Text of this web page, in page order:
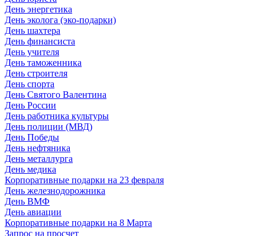
День энергетика
День эколога (эко-подарки)
День шахтера
День финансиста
День учителя
День таможенника
День строителя
День спорта
День Святого Валентина
День России
День работника культуры
День полиции (МВД)
День Победы
День нефтяника
День металлурга
День медика
Корпоративные подарки на 23 февраля
День железнодорожника
День ВМФ
День авиации
Корпоративные подарки на 8 Марта
Запрос на просчет